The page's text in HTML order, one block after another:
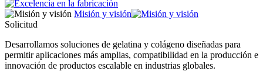
Misión y visión
Solicitud
Desarrollamos soluciones de gelatina y colágeno diseñadas para
permitir aplicaciones más amplias, compatibilidad en la producción e
innovación de productos escalable en industrias globales.